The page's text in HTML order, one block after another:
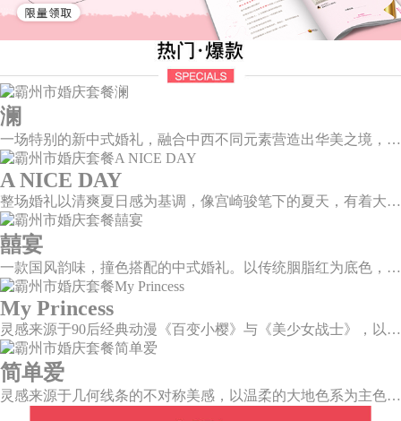
澜
一场特别的新中式婚礼，融合中西不同元素营造出华美之境，有庄严浪漫的西式证婚，也有含蓄深情的中式感恩，从古典到现代，从前世到今生，爱，隽永铭刻。
A NICE DAY
整场婚礼以清爽夏日感为基调，像宫崎骏笔下的夏天，有着大朵大朵像棉花糖似的白云，有蔚蓝蔚蓝的天空和青绿青绿的草地，有着童话世界里干净纯洁的美好，有着日系画风下的治愈感。
囍宴
一款国风韵味，撞色搭配的中式婚礼。以传统胭脂红为底色，黛蓝色花鸟点缀其中，热情的红色和低调的古风书画色相辅相成。
My Princess
灵感来源于90后经典动漫《百变小樱》与《美少女战士》，以柔美梦幻的马卡龙色系为主色调，融合精灵萌宠与星星魔法阵等元素，为遗落凡间的公主搭建一个召唤王子的舞台。
简单爱
灵感来源于几何线条的不对称美感，以温柔的大地色系为主色调，空间上，利用几何线条进行完美切割，配以柔和色系的花艺点缀，构造了一个温馨柔和、清新复古的空间。